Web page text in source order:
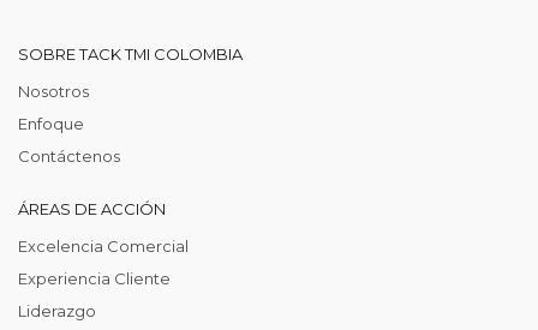
SOBRE TACK TMI COLOMBIA
Nosotros
Enfoque
Contáctenos
ÁREAS DE ACCIÓN
Excelencia Comercial
Experiencia Cliente
Liderazgo